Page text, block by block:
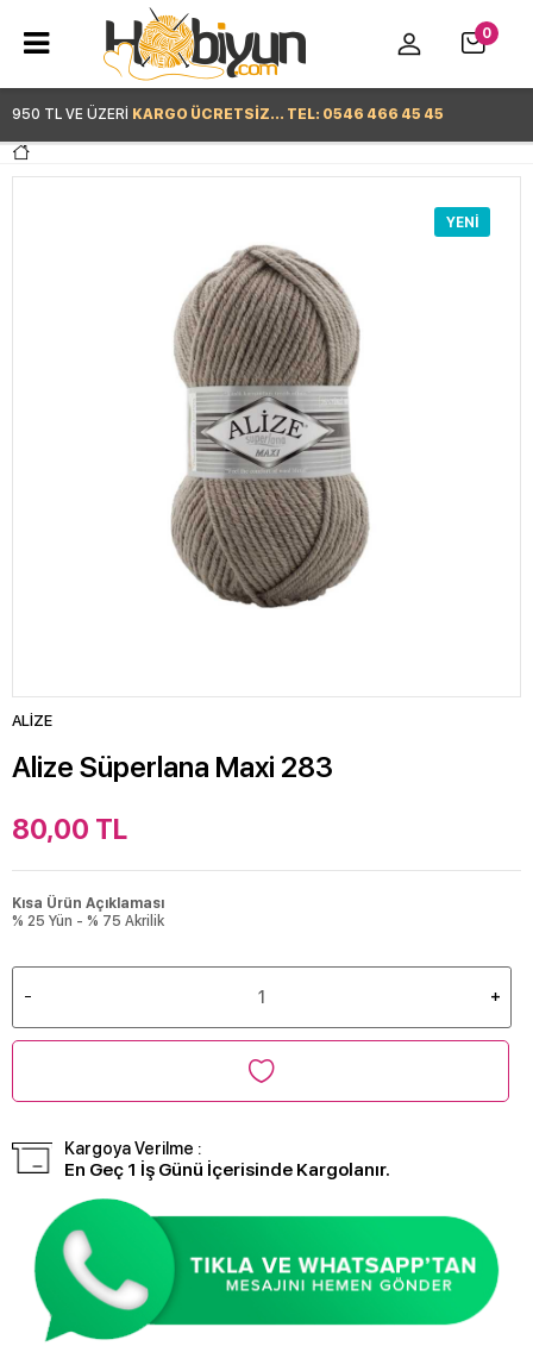
950 TL VE ÜZERİ KARGO ÜCRETSİZ... TEL: 0546 466 45 45
0
YENI
ALİZE
Alize Süperlana Maxi 283
80,00 TL
Kısa Ürün Açıklaması
% 25 Yün - % 75 Akrilik
Kargoya Verilme :
En Geç 1 İş Günü İçerisinde Kargolanır.